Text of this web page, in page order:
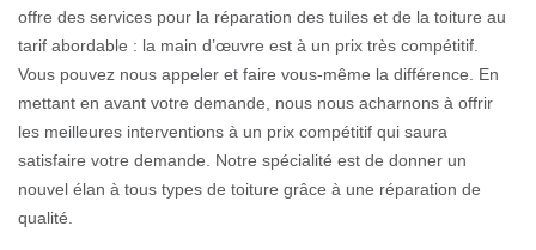
offre des services pour la réparation des tuiles et de la toiture au
tarif abordable : la main d’œuvre est à un prix très compétitif.
Vous pouvez nous appeler et faire vous-même la différence. En
mettant en avant votre demande, nous nous acharnons à offrir
les meilleures interventions à un prix compétitif qui saura
satisfaire votre demande. Notre spécialité est de donner un
nouvel élan à tous types de toiture grâce à une réparation de
qualité.